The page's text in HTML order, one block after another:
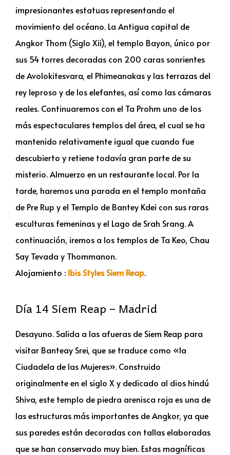
impresionantes estatuas representando el
movimiento del océano. La Antigua capital de
Angkor Thom (Siglo Xii), el templo Bayon, único por
sus 54 torres decoradas con 200 caras sonrientes
de Avolokitesvara, el Phimeanakas y las terrazas del
rey leproso y de los elefantes, así como las cámaras
reales. Continuaremos con el Ta Prohm uno de los
más espectaculares templos del área, el cual se ha
mantenido relativamente igual que cuando fue
descubierto y retiene todavía gran parte de su
misterio. Almuerzo en un restaurante local. Por la
tarde, haremos una parada en el templo montaña
de Pre Rup y el Templo de Bantey Kdei con sus raras
esculturas femeninas y el Lago de Srah Srang. A
continuación, iremos a los templos de Ta Keo, Chau
Say Tevada y Thommanon.
Alojamiento : Ibis Styles Siem Reap.
Día 14 Siem Reap – Madrid
Desayuno. Salida a las afueras de Siem Reap para
visitar Banteay Srei, que se traduce como «la
Ciudadela de las Mujeres». Construido
originalmente en el siglo X y dedicado al dios hindú
Shiva, este templo de piedra arenisca roja es una de
las estructuras más importantes de Angkor, ya que
sus paredes están decoradas con tallas elaboradas
que se han conservado muy bien. Estas magníficas